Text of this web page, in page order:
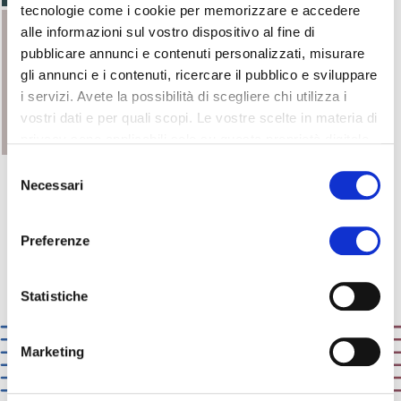
tecnologie come i cookie per memorizzare e accedere
alle informazioni sul vostro dispositivo al fine di
pubblicare annunci e contenuti personalizzati, misurare
gli annunci e i contenuti, ricercare il pubblico e sviluppare
i servizi. Avete la possibilità di scegliere chi utilizza i
vostri dati e per quali scopi. Le vostre scelte in materia di
modificare o revocare il proprio consenso in qualsiasi
momento dalla Dichiarazione sui cookie o facendo clic
raccogliere informazioni sulla tua posizione
geografica, con un'approssimazione di qualche
Identificare il tuo dispositivo, scansionandolo
delNecessari
Preferenze
Statistiche
Marketing
Richiedi informazioni